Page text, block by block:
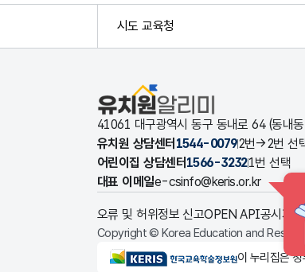
시도 교육청
유치원알리미
41061 대구광역시 동구 동내로 64 (동내
유치원 상담센터 1544-00792번→2번 선
어린이집 상담센터 1566-32321번 선택
대표 이메일e-csinfo@keris.or.kr
오류 및 허위정보 신고OPEN API공시자
Copyright © Korea Education and
KERIS한국교육학술정보원이 누리집은